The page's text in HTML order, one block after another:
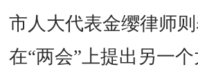
市人大代表金缨律师
在“两会”上提出另一